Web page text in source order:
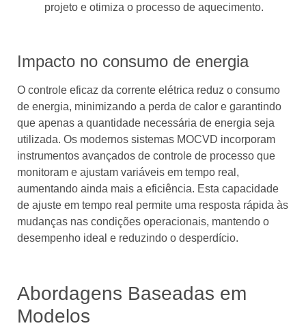
projeto e otimiza o processo de aquecimento.
Impacto no consumo de energia
O controle eficaz da corrente elétrica reduz o consumo
de energia, minimizando a perda de calor e garantindo
que apenas a quantidade necessária de energia seja
utilizada. Os modernos sistemas MOCVD incorporam
instrumentos avançados de controle de processo que
monitoram e ajustam variáveis ​​em tempo real,
aumentando ainda mais a eficiência. Esta capacidade
de ajuste em tempo real permite uma resposta rápida às
mudanças nas condições operacionais, mantendo o
desempenho ideal e reduzindo o desperdício.
Abordagens Baseadas em
Modelos